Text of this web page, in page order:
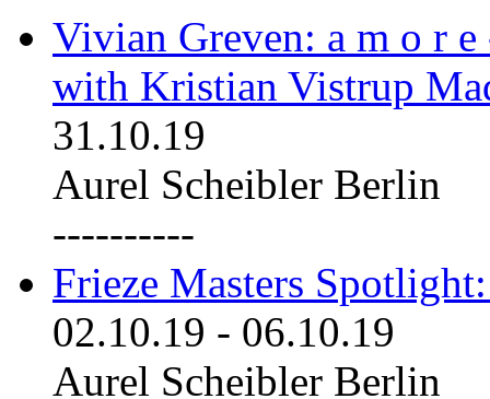
Vivian Greven: a m o r
with Kristian Vistrup
31.10.19
Aurel Scheibler Berlin
----------
Frieze Masters
02.10.19 - 06.10.19
Aurel Scheibler Berlin